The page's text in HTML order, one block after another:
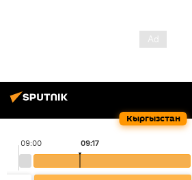
Кыргызстан
09:00 09:17